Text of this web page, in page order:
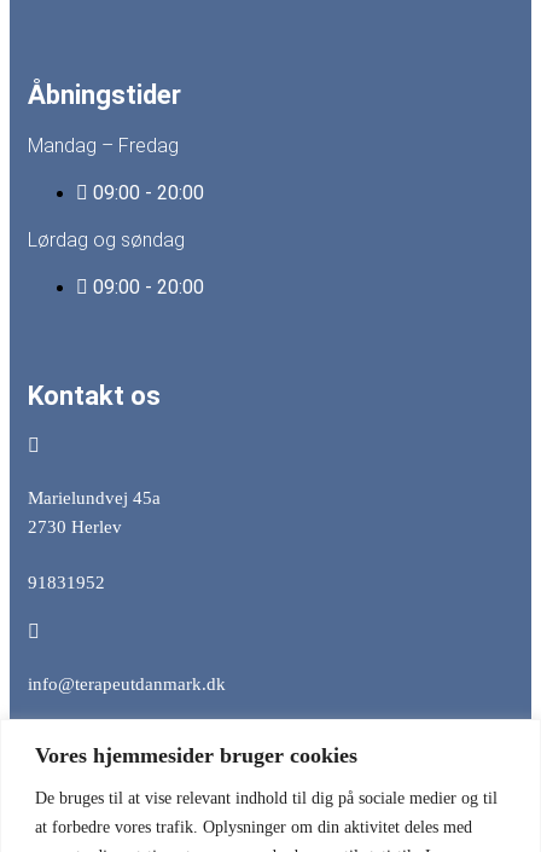
Vores hjemmesider bruger cookies
De bruges til at vise relevant indhold til dig på sociale medier og til
at forbedre vores trafik. Oplysninger om din aktivitet deles med
Åbningstider
Mandag – Fredag
09:00 - 20:00
Lørdag og søndag
09:00 - 20:00
Kontakt os
Marielundvej 45a
2730 Herlev
91831952
info@terapeutdanmark.dk